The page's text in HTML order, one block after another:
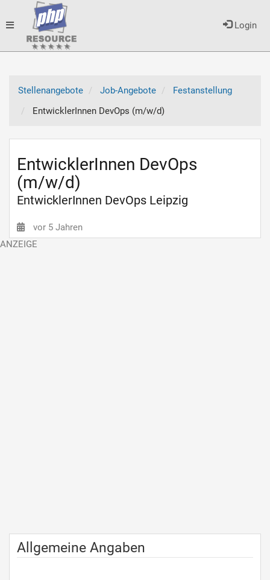
Login
Toggle
Stellenangebote
Job-Angebote
Festanstellung
EntwicklerInnen DevOps (m/w/d)
EntwicklerInnen DevOps
(m/w/d)
EntwicklerInnen DevOps Leipzig
vor 5 Jahren
Allgemeine Angaben